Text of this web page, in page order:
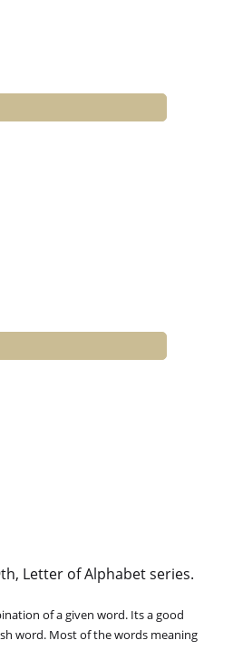
Letter of Alphabet series.
of a given word. Its a good
word. Most of the words meaning